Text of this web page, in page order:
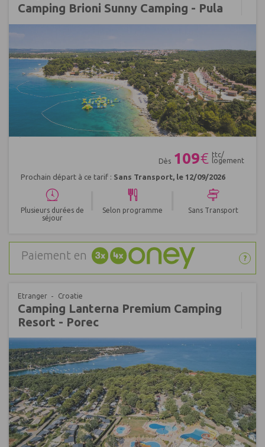
Camping Brioni Sunny Camping - Pula
Dès 109€ ttc/
logement
Prochain départ à ce tarif : Sans Transport, le 12/09/2026
Plusieurs durées de
séjour
Selon programme Sans Transport
Paiement en ?
Etranger Croatie
Camping Lanterna Premium Camping
Resort - Porec